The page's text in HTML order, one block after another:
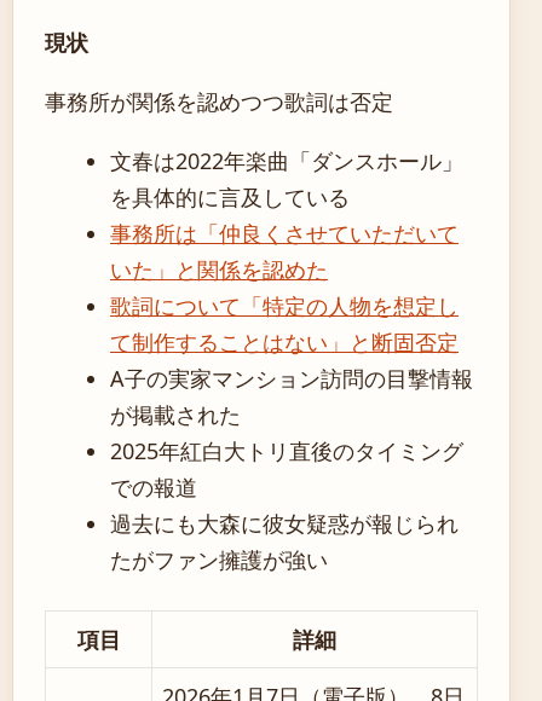
現状
事務所が関係を認めつつ歌詞は否定
文春は2022年楽曲「ダンスホール」
を具体的に言及している
事務所は「仲良くさせていただいて
いた」と関係を認めた
歌詞について「特定の人物を想定し
て制作することはない」と断固否定
A子の実家マンション訪問の目撃情報
が掲載された
2025年紅白大トリ直後のタイミング
での報道
過去にも大森に彼女疑惑が報じられ
たがファン擁護が強い
項目 詳細